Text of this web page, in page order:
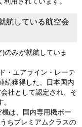
航している航空会
のみが就航していま
・エアライン・レーテ
続獲得した、日本国内
社として認定され、そ
は、国内専用機ボー
ちプレミアムクラスの